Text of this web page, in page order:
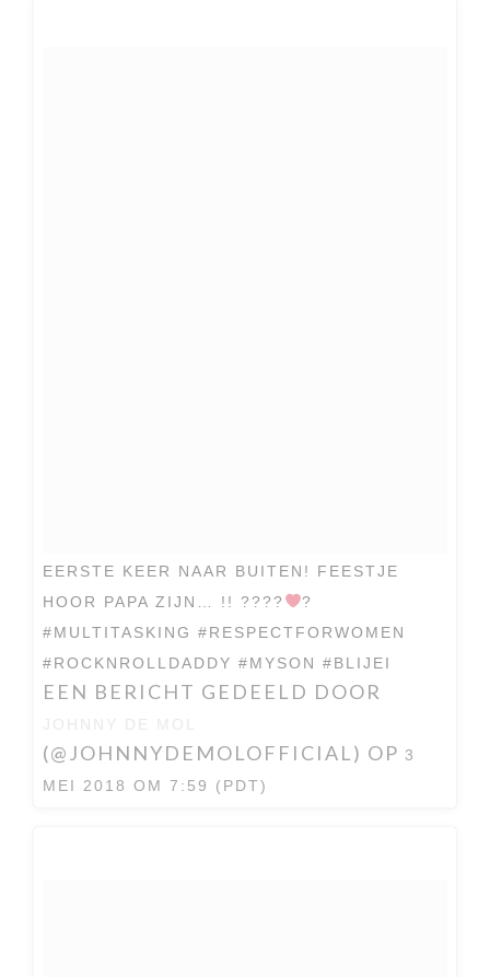
EERSTE KEER NAAR BUITEN! FEESTJE
HOOR PAPA ZIJN… !! ????
?
#MULTITASKING #RESPECTFORWOMEN
#ROCKNROLLDADDY #MYSON #BLIJEI
EEN BERICHT GEDEELD DOOR
(@JOHNNYDEMOLOFFICIAL) OP 3
MEI 2018 OM 7:59 (PDT)